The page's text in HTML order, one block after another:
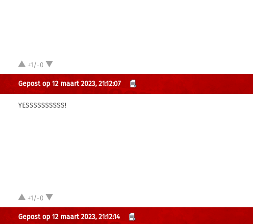
+1/-0
Gepost op 12 maart 2023, 21:12:07
YESSSSSSSSSS!
+1/-0
Gepost op 12 maart 2023, 21:12:14